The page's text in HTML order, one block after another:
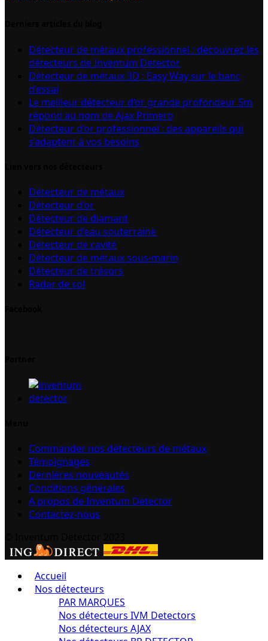
Détecteur de métaux professionnel : découvrez les
détecteurs de Inventum Detector
Détecteur de métaux 3D : Easy Way sur le banc
d’essai
Le meilleur détecteur d’or grande profondeur 5m
répond au nom de Ajax Primero
Détecteur d’or professionnel : des appareils qui
s’adaptent à vos besoins
Détecteur de métaux
Détecteur d’or
Détecteur de diamant
Détecteur d’eau souterraine
Détecteur de cavité
Détecteur de métaux sous-marin
Détecteur de trésors
Radar de sol
Commander nos détecteurs de métaux
Témoignages
Dernières nouveautés
Conditions générales
A propos de Inventum Detector
Contactez-nous
Accueil
Nos détecteurs
PAR MARQUES
Nos détecteurs IVM Detectors
Nos détecteurs AJAX